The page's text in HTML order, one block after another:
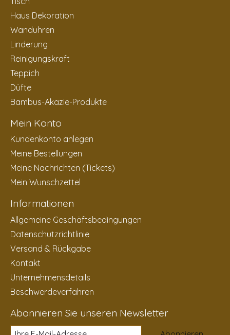
Haus Dekoration
Wanduhren
Linderung
Reinigungskraft
Teppich
Düfte
Bambus-Akazie-Produkte
Mein Konto
Kundenkonto anlegen
Meine Bestellungen
Meine Nachrichten (Tickets)
Mein Wunschzettel
Informationen
Allgemeine Geschäftsbedingungen
Datenschutzrichtlinie
Versand & Rückgabe
Kontakt
Unternehmensdetails
Beschwerdeverfahren
Abonnieren Sie unseren Newsletter